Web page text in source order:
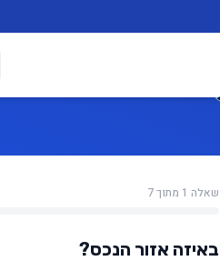
שאלה 1 מתוך 7
באיזה אזור הנכס?